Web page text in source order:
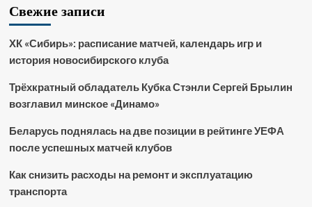
Свежие записи
ХК «Сибирь»: расписание матчей, календарь игр и
история новосибирского клуба
Трёхкратный обладатель Кубка Стэнли Сергей Брылин
возглавил минское «Динамо»
Беларусь поднялась на две позиции в рейтинге УЕФА
после успешных матчей клубов
Как снизить расходы на ремонт и эксплуатацию
транспорта